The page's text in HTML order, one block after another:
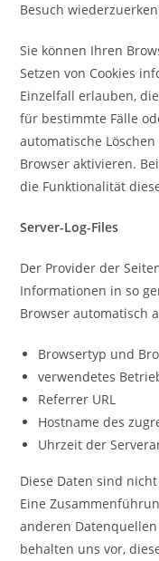
Besuch
Sie können Ihren
Setzen von Cookies
Einzelfall erlauben,
für bestimmte Fälle
automatische
Browser aktivieren.
die Funktionalität
Server-Log-Files
Der Provider der
Informationen in so
Browser automatisch
Browsertyp und
verwendetes
Referrer URL
Hostname des
Uhrzeit der
Diese Daten sind
Eine
anderen
behalten uns vor,